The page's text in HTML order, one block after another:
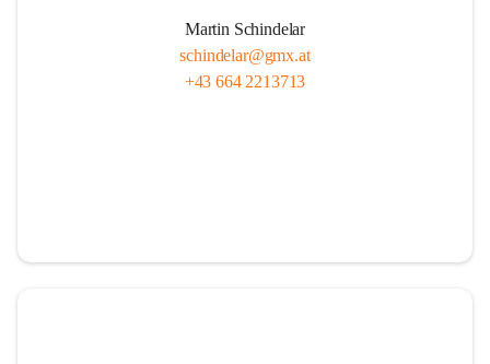
Martin Schindelar
schindelar@gmx.at
+43 664 2213713